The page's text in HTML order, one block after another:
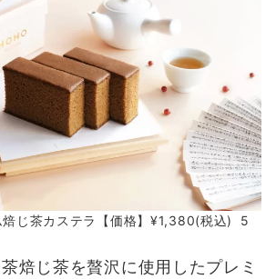
焙じ茶カステラ【価格】¥1,380(税込) 5
焙じ茶を贅沢に使用したプレミ